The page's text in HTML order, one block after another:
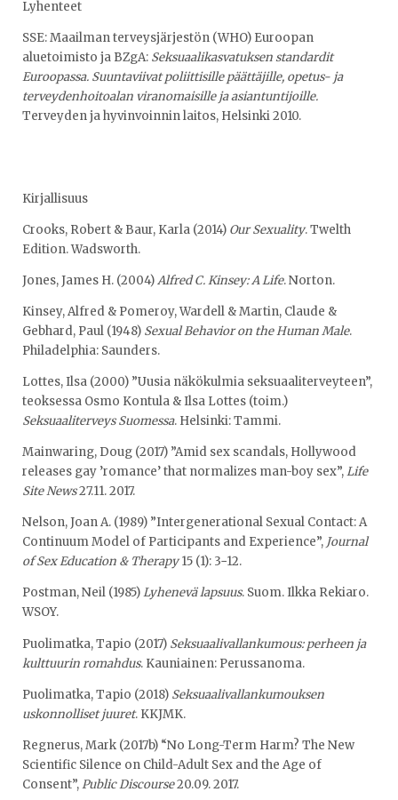
Lyhenteet
SSE: Maailman terveysjärjestön (WHO) Euroopan
aluetoimisto ja BZgA: Seksuaalikasvatuksen standardit
Euroopassa. Suuntaviivat poliittisille päättäjille, opetus- ja
terveydenhoitoalan viranomaisille ja asiantuntijoille.
Terveyden ja hyvinvoinnin laitos, Helsinki 2010.
Kirjallisuus
Crooks, Robert & Baur, Karla (2014) Our Sexuality. Twelth
Edition. Wadsworth.
Jones, James H. (2004)Alfred C. Kinsey: A Life. Norton.
Kinsey, Alfred & Pomeroy, Wardell & Martin, Claude &
Gebhard, Paul (1948) Sexual Behavior on the Human Male.
Philadelphia: Saunders.
Lottes, Ilsa (2000) ”Uusia näkökulmia seksuaaliterveyteen”,
teoksessa Osmo Kontula & Ilsa Lottes (toim.)
Seksuaaliterveys Suomessa. Helsinki: Tammi.
Mainwaring, Doug (2017) ”Amid sex scandals, Hollywood
releases gay ’romance’ that normalizes man-boy sex”,Life
Site News27.11. 2017.
Nelson, Joan A. (1989) ”Intergenerational Sexual Contact: A
Continuum Model of Participants and Experience”, Journal
of Sex Education & Therapy15 (1): 3−12.
Postman, Neil (1985)Lyhenevä lapsuus. Suom. Ilkka Rekiaro.
WSOY.
Puolimatka, Tapio (2017) Seksuaalivallankumous: perheen ja
kulttuurin romahdus. Kauniainen: Perussanoma.
Puolimatka, Tapio (2018) Seksuaalivallankumouksen
uskonnolliset juuret. KKJMK.
Regnerus, Mark (2017b) “No Long-Term Harm? The New
Scientific Silence on Child-Adult Sex and the Age of
Consent”,Public Discourse20.09. 2017.